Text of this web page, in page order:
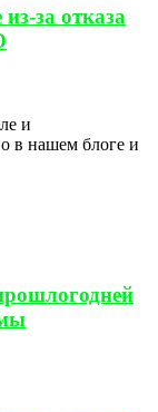
за отказа
и
в нашем блоге и